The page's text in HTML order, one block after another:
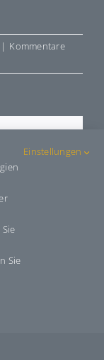
| Kommentare
Sie
Einstellungen